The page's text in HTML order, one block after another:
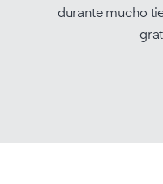
durante mucho